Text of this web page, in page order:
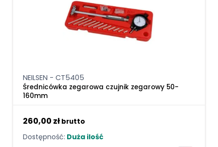
NEILSEN - CT5405
Średnicówka zegarowa czujnik zegarowy 50-
160mm
260,00 zł brutto
Dostępność: Duża ilość